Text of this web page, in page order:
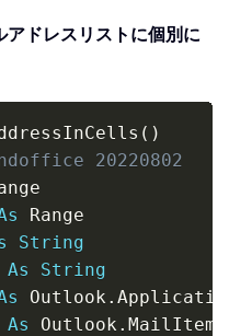
ドレスリストに個別に
( )
20220802
Range
String
As
String
Outlook .
As Outlook . MailItem
Copy